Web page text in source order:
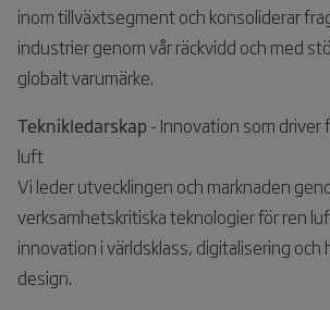
inom tillväxtsegment och konsoliderar
industrier genom vår räckvidd och med
globalt varumärke.
Teknikledarskap- Innovation som driver
luft
Vi leder utvecklingen och marknaden
verksamhetskritiska teknologier för ren
innovation i världsklass, digitalisering
design.